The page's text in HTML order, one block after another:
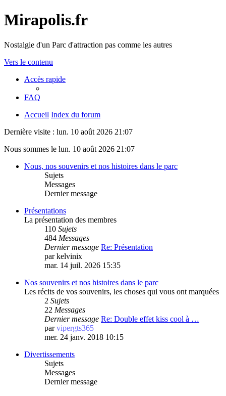
Mirapolis.fr
Nostalgie d'un Parc d'attraction pas comme les autres
Vers le contenu
Accès rapide
FAQ
Accueil Index du forum
Dernière visite : lun. 10 août 2026 21:07
Nous sommes le lun. 10 août 2026 21:07
Nous, nos souvenirs et nos histoires dans le parc
Sujets
Messages
Dernier message
Présentations
La présentation des membres
110 Sujets
484 Messages
Dernier message Re: Présentation
parkelvinix
mar. 14 juil. 2026 15:35
Nos souvenirs et nos histoires dans le parc
Les récits de vos souvenirs, les choses qui vous ont marquées
2 Sujets
22 Messages
Dernier message Re: Double effet kiss cool à …
parvipergts365
mer. 24 janv. 2018 10:15
Divertissements
Sujets
Messages
Dernier message